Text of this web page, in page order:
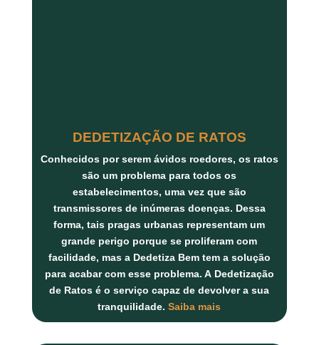
DEDETIZAÇÃO DE RATOS
Conhecidos por serem ávidos roedores, os ratos
são um problema para todos os
estabelecimentos, uma vez que são
transmissores de inúmeras doenças. Dessa
forma, tais pragas urbanas representam um
grande perigo porque se proliferam com
facilidade, mas a Dedetiza Bem tem a solução
para acabar com esse problema. A Dedetização
de Ratos é o serviço capaz de devolver a sua
tranquilidade.Saiba mais